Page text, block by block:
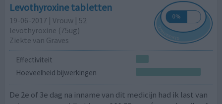
Levothyroxine tabletten
19-06-2017 | Vrouw | 52
levothyroxine (75ug)
Ziekte van Graves
Effectiviteit
Hoeveelheid bijwerkingen
De 2e of 3e dag na inname van dit medicijn had ik last van